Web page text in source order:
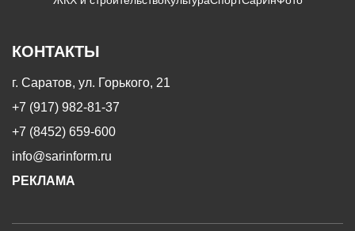
КОНТАКТЫ
г. Саратов, ул. Горького, 21
+7 (917) 982-81-37
+7 (8452) 659-600
info@sarinform.ru
РЕКЛАМА